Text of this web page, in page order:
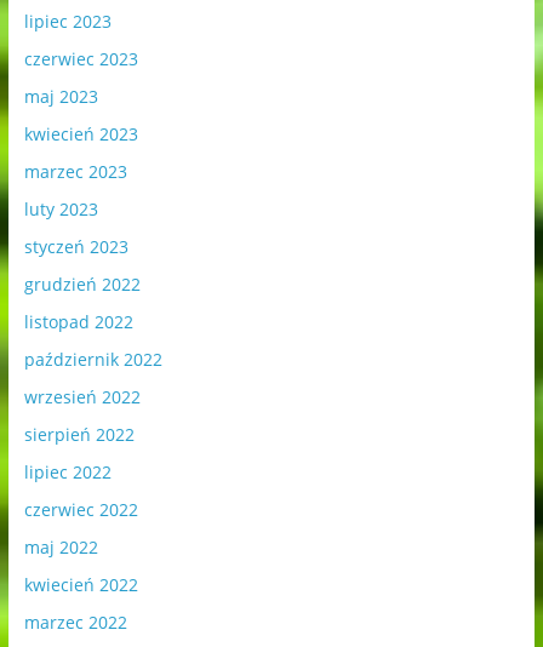
lipiec 2023
czerwiec 2023
maj 2023
kwiecień 2023
marzec 2023
luty 2023
styczeń 2023
grudzień 2022
listopad 2022
październik 2022
wrzesień 2022
sierpień 2022
lipiec 2022
czerwiec 2022
maj 2022
kwiecień 2022
marzec 2022